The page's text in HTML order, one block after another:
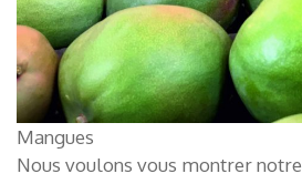
Mangues
Nous voulons vous montrer notre